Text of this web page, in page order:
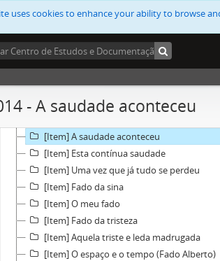
uses cookies to enhance your ability to browse
- A saudade aconteceu
[Item] Alinhamento e ficha técnica
[Item] Alinhamento e ficha técnica com
[Item] Saudades trago comigo (mouraria)
[Item] Saudades do futuro
[Item] Acordem as guitarras
[Item] Disse-te adeus
[Item] A saudade aconteceu
[Item] Esta contínua saudade
[Item] Uma vez que já tudo se perdeu
[Item] Fado da sina
[Item] O meu fado
[Item] Fado da tristeza
[Item] Aquela triste e leda madrugada
[Item] O espaço e o tempo (Fado Alberto)